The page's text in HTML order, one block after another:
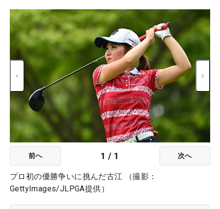
前へ 1 / 1 次へ
プロ初の優勝争いに挑んだ古江 （撮影：
GettyImages/JLPGA提供）